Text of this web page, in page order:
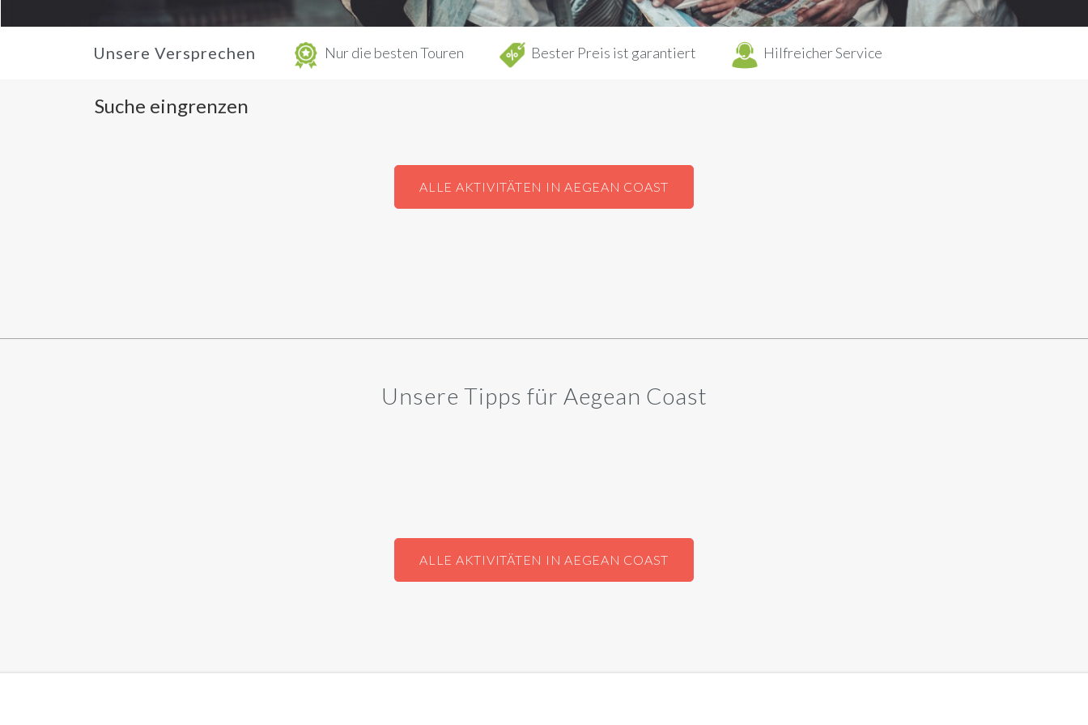
Unsere Versprechen Nur die besten Touren Bester Preis ist garantiert Hilfreicher Service
Suche eingrenzen
ALLE AKTIVITÄTEN IN AEGEAN COAST
Unsere Tipps für Aegean Coast
ALLE AKTIVITÄTEN IN AEGEAN COAST